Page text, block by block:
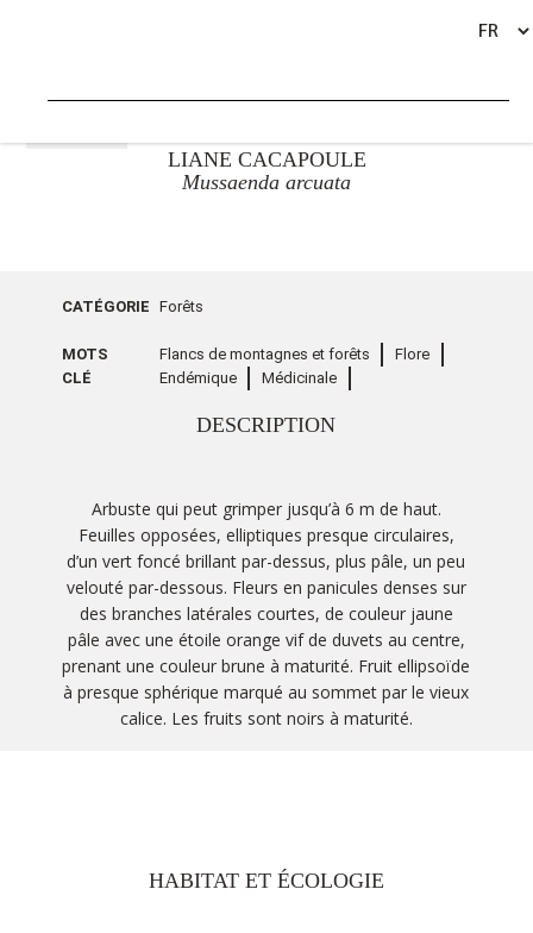
LIANE CACAPOULE
Mussaenda arcuata
CATÉGORIE Forêts
MOTS
CLÉ
Flancs de montagnes et forêts
Flore
Endémique
Médicinale
DESCRIPTION
Arbuste qui peut grimper jusqu’à 6 m de haut.
Feuilles opposées, elliptiques presque circulaires,
d’un vert foncé brillant par-dessus, plus pâle, un peu
velouté par-dessous. Fleurs en panicules denses sur
des branches latérales courtes, de couleur jaune
pâle avec une étoile orange vif de duvets au centre,
prenant une couleur brune à maturité. Fruit ellipsoïde
à presque sphérique marqué au sommet par le vieux
calice. Les fruits sont noirs à maturité.
HABITAT ET ÉCOLOGIE